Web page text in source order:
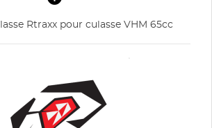
Rtraxx pour culasse VHM 65cc